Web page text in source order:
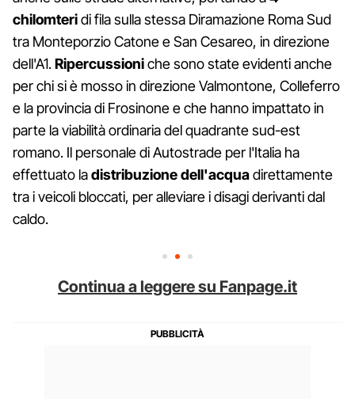
chilomteridi fila sulla stessa Diramazione Roma Sud
tra Monteporzio Catone e San Cesareo, in direzione
dell'A1.Ripercussioniche sono state evidenti anche
per chi si è mosso in direzione Valmontone, Colleferro
e la provincia di Frosinone e che hanno impattato in
parte la viabilità ordinaria del quadrante sud-est
romano. Il personale di Autostrade per l'Italia ha
effettuato ladistribuzionedell'acquadirettamente
tra i veicoli bloccati, per alleviare i disagi derivanti dal
caldo.
Continua a leggere su Fanpage.it